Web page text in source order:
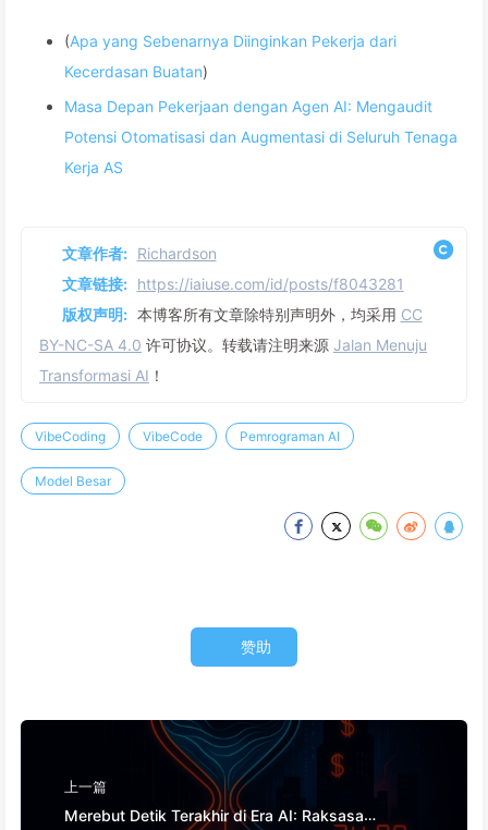
(Apa yang Sebenarnya Diinginkan Pekerja dari
Kecerdasan Buatan)
Masa Depan Pekerjaan dengan Agen AI: Mengaudit
Potensi Otomatisasi dan Augmentasi di Seluruh Tenaga
Kerja AS
文章作者: Richardson
文章链接: https://iaiuse.com/id/posts/f8043281
版权声明: 本博客所有文章除特别声明外，均采用 CC
BY-NC-SA 4.0 许可协议。转载请注明来源 Jalan Menuju
Transformasi AI ！
VibeCoding VibeCode Pemrograman AI
Model Besar
赞助
上一篇
Merebut Detik Terakhir di Era AI: Raksasa